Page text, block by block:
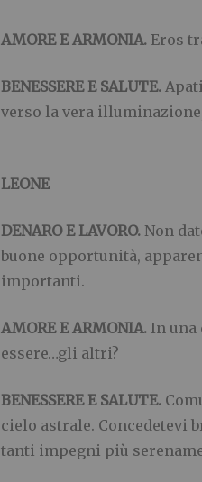
AMORE E ARMONIA. Eros
BENESSERE E SALUTE.
verso la vera
LEONE
DENARO E LAVORO. Non
buone opportunità,
importanti.
AMORE E ARMONIA. In una
essere…gli altri?
BENESSERE E SALUTE.
cielo astrale. Concedetevi
tanti impegni più